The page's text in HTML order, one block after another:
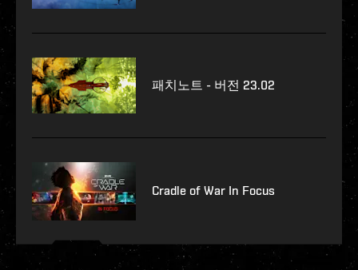
패치노트 - 버전 23.02
Cradle of War In Focus